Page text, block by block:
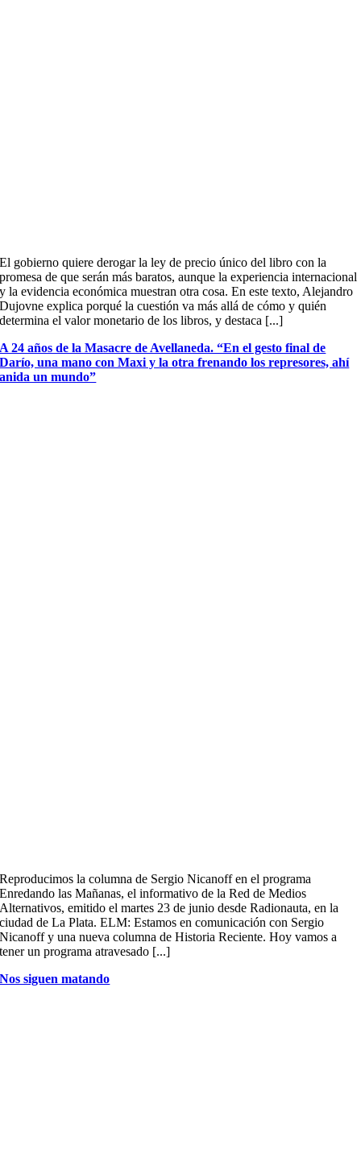
El gobierno quiere derogar la ley de precio único del libro con la
promesa de que serán más baratos, aunque la experiencia internacional
y la evidencia económica muestran otra cosa. En este texto, Alejandro
Dujovne explica porqué la cuestión va más allá de cómo y quién
determina el valor monetario de los libros, y destaca [...]
A 24 años de la Masacre de Avellaneda. “En el gesto final de
Darío, una mano con Maxi y la otra frenando los represores, ahí
anida un mundo”
Reproducimos la columna de Sergio Nicanoff en el programa
Enredando las Mañanas, el informativo de la Red de Medios
Alternativos, emitido el martes 23 de junio desde Radionauta, en la
ciudad de La Plata. ELM: Estamos en comunicación con Sergio
Nicanoff y una nueva columna de Historia Reciente. Hoy vamos a
tener un programa atravesado [...]
Nos siguen matando